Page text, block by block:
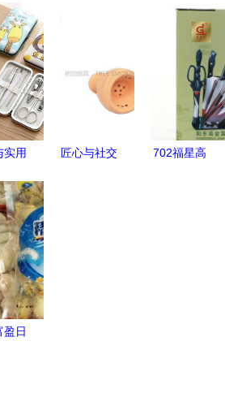
扮靓
点滴
包厂家直销
批发
幕 日用杂
品亮点纷
呈，引领生
活美学新风
实用
品点
美学
匠心与社交
702福星高
盈日